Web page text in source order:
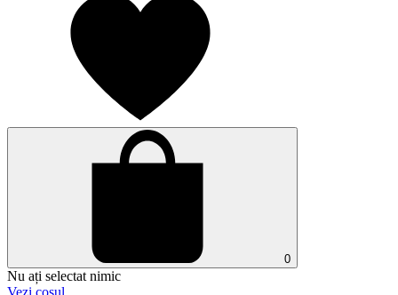
0
Nu ați selectat nimic
Vezi coșul